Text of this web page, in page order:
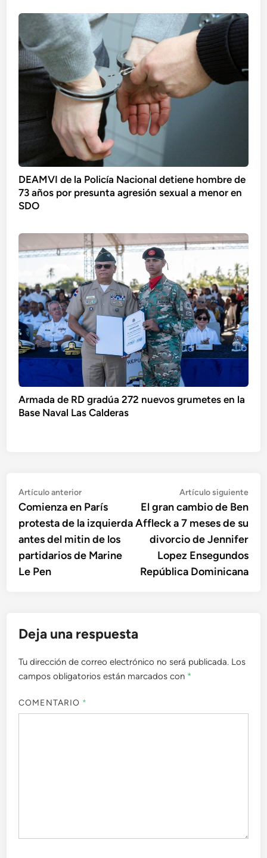
DEAMVI de la Policía Nacional detiene hombre de
73 años por presunta agresión sexual a menor en
SDO
Armada de RD gradúa 272 nuevos grumetes en la
Base Naval Las Calderas
Navegación
de
entradas
Artículo anteriorArtículo
anterior:
Comienza en París
protesta de la izquierda
antes del mitin de los
partidarios de Marine
Le Pen
Artículo siguiente
El gran cambio de Ben
Affleck a 7 meses de su
divorcio de Jennifer
Lopez Ensegundos
República Dominicana
Deja una respuesta
Tu dirección de correo electrónico no será publicada. Los
campos obligatorios están marcados con *
COMENTARIO *